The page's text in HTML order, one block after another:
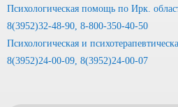
Психологическая помощь по Ирк.
8(3952)32-48-90, 8-800-350-40-50
Психологическая и
8(3952)24-00-09, 8(3952)24-00-07